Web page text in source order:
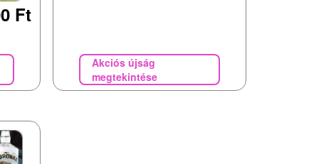
Ft
Akciós újság
megtekintése